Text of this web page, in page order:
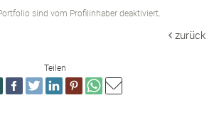
sind vom Profilinhaber deaktiviert.
zurück
Teilen